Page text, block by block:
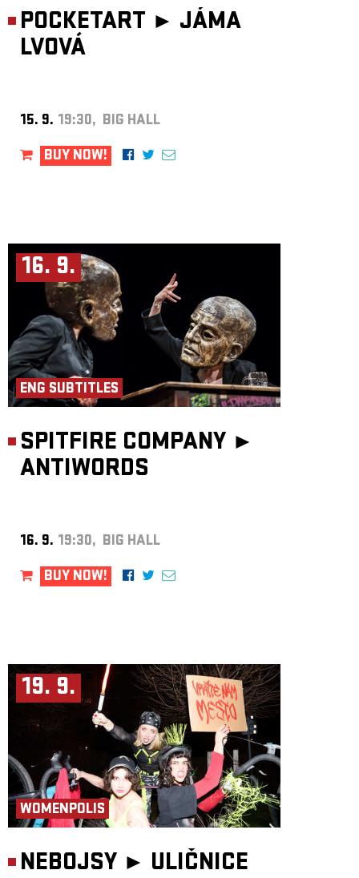
POCKETART ► JÁMA
LVOVÁ
15. 9. 19:30, BIG HALL
BUY NOW!
16. 9.
ENG SUBTITLES
SPITFIRE COMPANY ►
ANTIWORDS
16. 9. 19:30, BIG HALL
BUY NOW!
19. 9.
WOMENPOLIS
NEBOJSY ► ULIČNICE